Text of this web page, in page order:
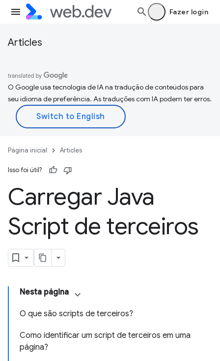
Fazer login
Articles
O Google usa tecnologia de IA na tradução de conteúdos para
seu idioma de preferência. As traduções com IA podem ter erros.
Página inicial Articles
Isso foi útil?
Carregar Java
Script de terceiros
Nesta página
O que são scripts de terceiros?
Como identificar um script de terceiros em uma
página?